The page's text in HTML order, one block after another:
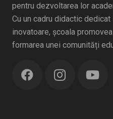
pentru dezvoltarea lor
Cu un cadru didactic
inovatoare, școala
formarea unei comunități